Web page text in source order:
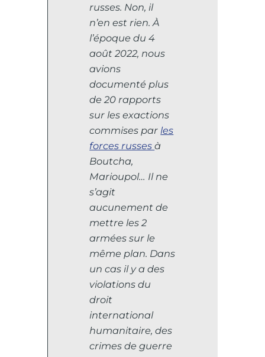
russes. Non, il
n’en est rien. À
l’époque du 4
août 2022, nous
avions
documenté plus
de 20 rapports
sur les exactions
commises par les
forces russesà
Boutcha,
Marioupol… Il ne
s’agit
aucunement de
mettre les 2
armées sur le
même plan. Dans
un cas il y a des
violations du
droit
international
humanitaire, des
crimes de guerre